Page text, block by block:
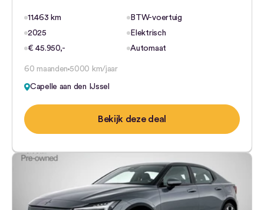
11.463 km
BTW-voertuig
2025
Elektrisch
€ 45.950,-
Automaat
60 maanden 5000 km/jaar
Capelle aan den IJssel
Bekijk deze deal